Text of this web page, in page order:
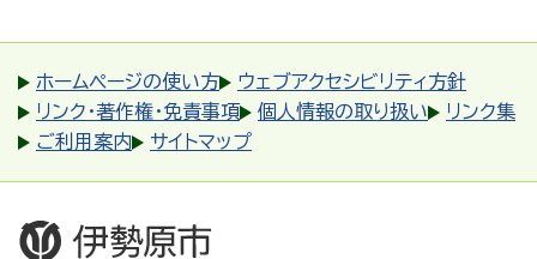
ホームページの使い方
ウェブアクセシビリティ方針
リンク・著作権・免責事項
個人情報の取り扱い
リンク集
ご利用案内
サイトマップ